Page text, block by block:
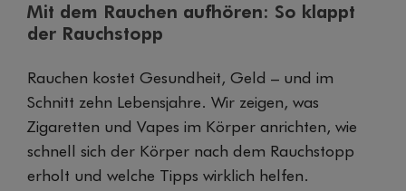
Mit dem Rauchen aufhören: So klappt
der Rauchstopp
Rauchen kostet Gesundheit, Geld – und im
Schnitt zehn Lebensjahre. Wir zeigen, was
Zigaretten und Vapes im Körper anrichten, wie
schnell sich der Körper nach dem Rauchstopp
erholt und welche Tipps wirklich helfen.